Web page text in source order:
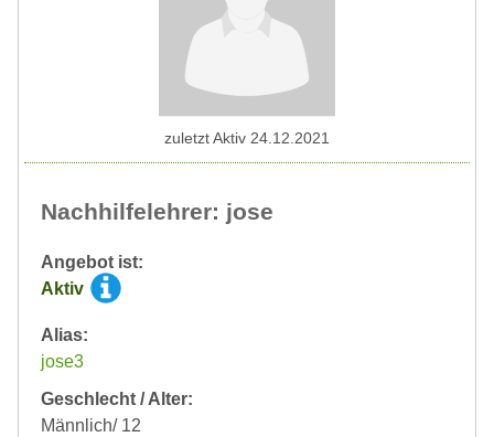
Nachhilfelehrer: jose
Angebot ist:
Aktiv
Alias:
jose3
Geschlecht / Alter:
Männlich/ 12
zuletzt Aktiv 24.12.2021